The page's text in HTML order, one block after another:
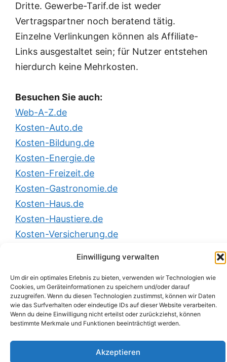
Einwilligung verwalten
Um dir ein optimales Erlebnis zu bieten, verwenden wir Technologien wie
Cookies, um Geräteinformationen zu speichern und/oder darauf
zuzugreifen. Wenn du diesen Technologien zustimmst, können wir Daten
wie das Surfverhalten oder eindeutige IDs auf dieser Website verarbeiten.
Wenn du deine Einwilligung nicht erteilst oder zurückziehst, können
bestimmte Merkmale und Funktionen beeinträchtigt werden.
Akzeptieren
Dritte. Gewerbe-Tarif.de ist weder
Vertragspartner noch beratend tätig.
Einzelne Verlinkungen können als Affiliate-
Links ausgestaltet sein; für Nutzer entstehen
hierdurch keine Mehrkosten.
Besuchen Sie auch:
Web-A-Z.de
Kosten-Auto.de
Kosten-Bildung.de
Kosten-Energie.de
Kosten-Freizeit.de
Kosten-Gastronomie.de
Kosten-Haus.de
Kosten-Haustiere.de
Kosten-Versicherung.de
Impressum|Datenschutzerklärung|
Nutzungsbedingungen|AGB|Barrierefreiheit| ©
2026Kosten-Energie.de